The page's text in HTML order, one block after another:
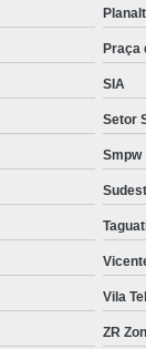
Praça
SIA
Setor
Smpw
Vila
ZR